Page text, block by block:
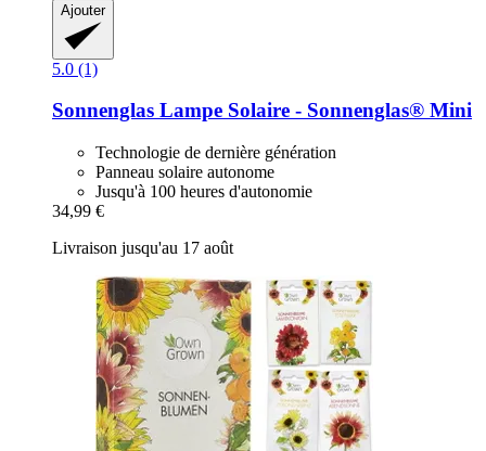
Ajouter
5.0 (1)
Sonnenglas Lampe Solaire -​ Sonnenglas® Mini
Technologie de dernière génération
Panneau solaire autonome
Jusqu'à 100 heures d'autonomie
34,99 €
Livraison jusqu'au 17 août